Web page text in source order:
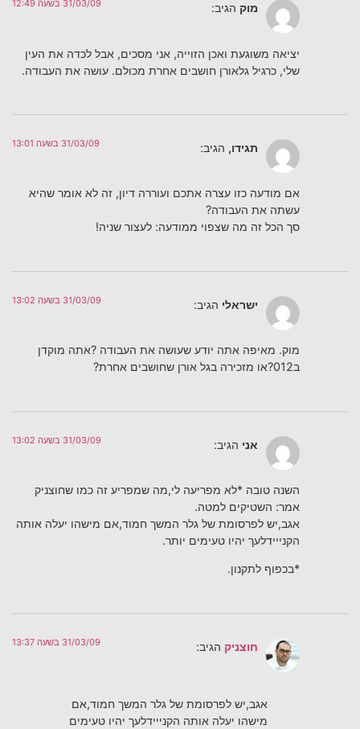
מוק הגיב: 31/03/09 בשעה 12:49
יציאה משוגעת ואכן הזוייה, אני מסכים, אבל לכדה את העין
שלי, כרגיל גלאורן חושבים אחרת מכולם. עושה את העבודה.
תגידו, הגיב: 31/03/09 בשעה 13:01
אם מודעה כזו עצרה אתכם ועוררה דיון, זה לא אומר שהיא
עשתה את העבודה?
סך הכל זה מה שצפוי ממודעה: לעצור שניה!
ישראלי הגיב: 31/03/09 בשעה 13:02
מוק. מאיפה אתה יודע שעושה את העבודה ?אתה מוקדן
ב012?או מזכירה בגל אורן שחושבים אחרת?
אני הגיב: 31/03/09 בשעה 13:02
השנה טובה *לא מפריעה לי,מה שמפריע זה כמו שחוצניק
אמר: השטיקים למטה.
אגב,יש לפרסומת של גלר המשך חמוד,אם מישהו יעלה אותה
הקנייידלעך יהיו טעימים יותר.
*בכפוף לתקנון.
חוצניק הגיב: 31/03/09 בשעה 13:37
אגב,יש לפרסומת של גלר המשך חמוד,אם
מישהו יעלה אותה הקנייידלעך יהיו טעימים